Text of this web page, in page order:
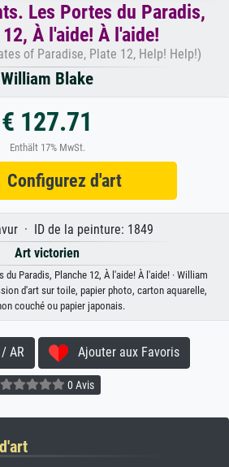
Les Portes du Paradis,
À l'aide! À l'aide!
of Paradise, Plate 12, Help! Help!)
William Blake
€ 127.71
Enthält 17% MwSt.
Configurez d'art
· ID de la peinture: 1849
Art victorien
Paradis, Planche 12, À l'aide! À l'aide! · William
d'art sur toile, papier photo, carton aquarelle,
couché ou papier japonais.
AR Ajouter aux Favoris
0 Avis